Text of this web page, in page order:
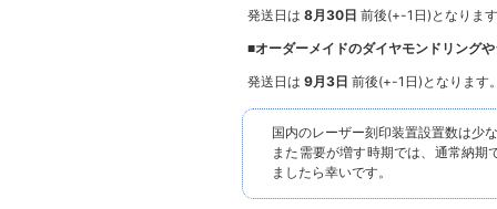
発送日は 8月30日前後(+-1日)となりま
■オーダーメイドのダイヤモンドリング
発送日は 9月3日前後(+-1日)となります
国内のレーザー刻印装置設置数は少
また需要が増す時期では、通常納
ましたら幸いです。